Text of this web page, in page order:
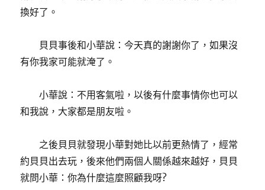
換好了。
貝貝事後和小華說：今天真的謝謝你了，如果沒
有你我家可能就淹了。
小華說：不用客氣啦，以後有什麼事情你也可以
和我說，大家都是朋友啦。
之後貝貝就發現小華對她比以前更熱情了，經常
約貝貝出去玩，後來他們兩個人關係越來越好，貝貝
就問小華：你為什麼這麼照顧我呀?